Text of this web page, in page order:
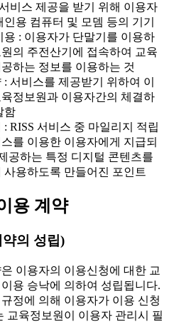
비스 제공을 받기 위해 이용자
인용 컴퓨터 및 모뎀 등의 기기
: 이용자가 단말기를 이용하
의 주전산기에 접속하여 교육
하는 정보를 이용하는 것
서비스를 제공받기 위하여 이
정보원과 이용자간의 체결하
함
RISS 서비스 중 마일리지 적립
를 이용한 이용자에게 지급되
공하는 특정 디지털 콘텐츠를
사용하도록 만들어진 포인트
용 계약
의 성립)
이용자의 이용신청에 대한 교
용 승낙에 의하여 성립됩니다.
정에 의해 이용자가 이용 신청
교육정보원이 이용자 관리시 필